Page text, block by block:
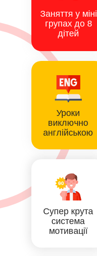
Заняття у міні
групах до 8
дітей
Уроки
виключно
англійською
Супер крута
система
мотивації